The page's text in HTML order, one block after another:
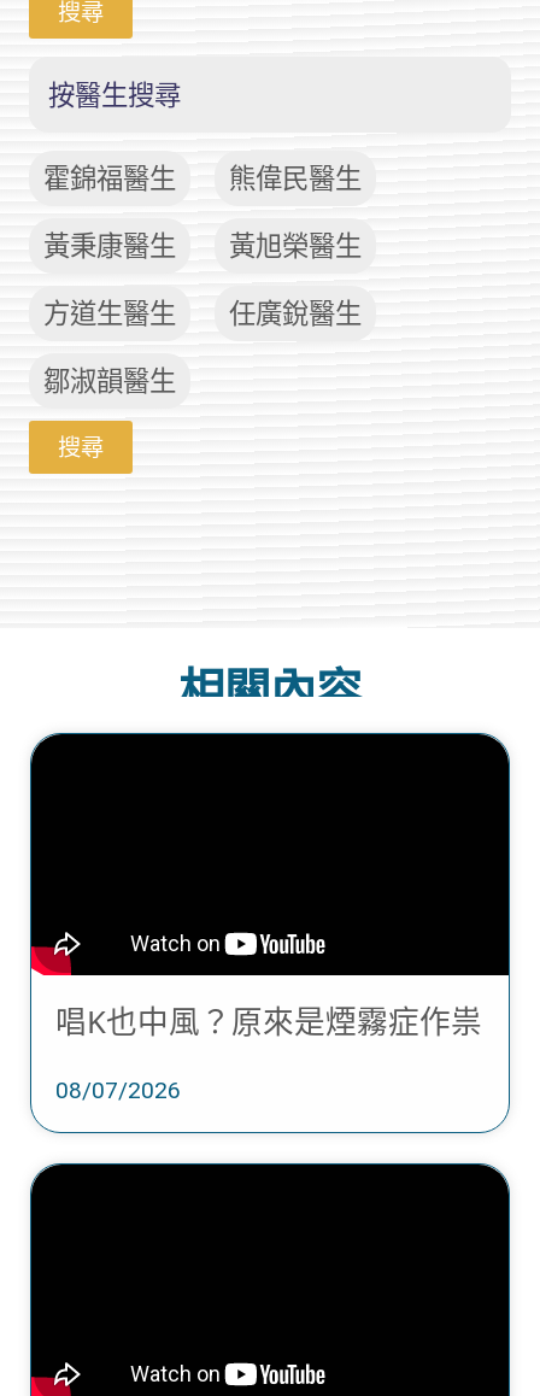
搜尋
按醫生搜尋
霍錦福醫生
熊偉民醫生
黃秉康醫生
黃旭榮醫生
方道生醫生
任廣銳醫生
鄒淑韻醫生
搜尋
相關內容
唱K也中風？原來是煙霧症作祟
08/07/2026